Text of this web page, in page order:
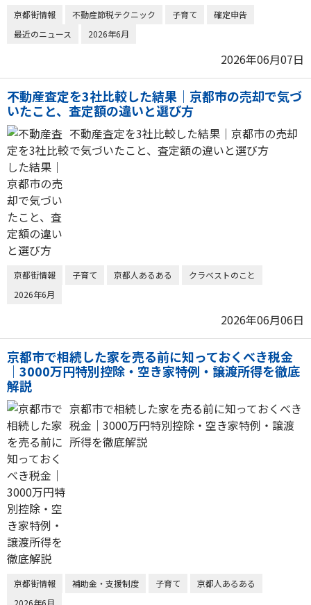
京都街情報 不動産節税テクニック 子育て
確定申告
最近のニュース
2026年6月
2026年06月07日
不動産査定を3社比較した結果｜京都市の売却で気づ
いたこと、査定額の違いと選び方
不動産査定を3社比較した結果｜京都市の売却
で気づいたこと、査定額の違いと選び方
京都街情報 子育て 京都人あるある
クラベストのこと
2026年6月
2026年06月06日
京都市で相続した家を売る前に知っておくべき税金
｜3000万円特別控除・空き家特例・譲渡所得を徹底
解説
京都市で相続した家を売る前に知っておくべき
税金｜3000万円特別控除・空き家特例・譲渡
所得を徹底解説
京都街情報 補助金・支援制度 子育て
京都人あるある
2026年6月